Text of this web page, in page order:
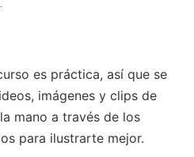
es práctica, así que se
imágenes y clips de
mano a través de los
para ilustrarte mejor.